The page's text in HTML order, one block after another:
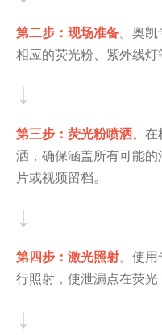
第二步：现场准备。奥凯
相应的荧光粉、紫外线灯
↓
第三步：荧光粉喷洒。在
洒，确保涵盖所有可能的
片或视频留档。
↓
第四步：激光照射。使
行照射，使泄漏点在荧光
↓